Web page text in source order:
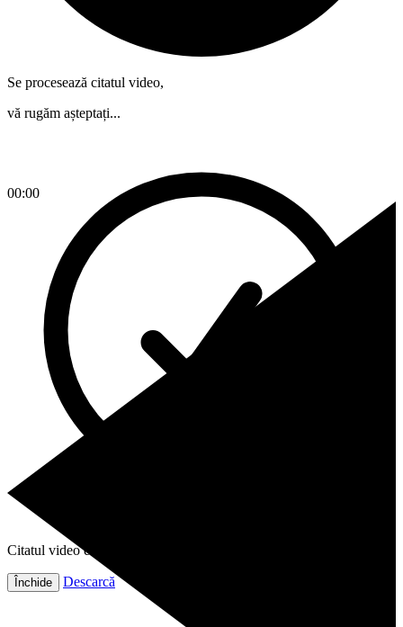
00:00
Se procesează citatul video,
vă rugăm așteptați...
Citatul video este gata!
Închide Descarcă